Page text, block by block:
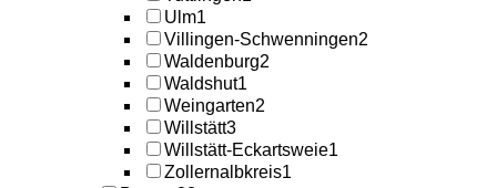
Ulm1
Villingen-Schwenningen2
Waldenburg2
Waldshut1
Weingarten2
Willstätt3
Willstätt-Eckartsweie1
Zollernalbkreis1